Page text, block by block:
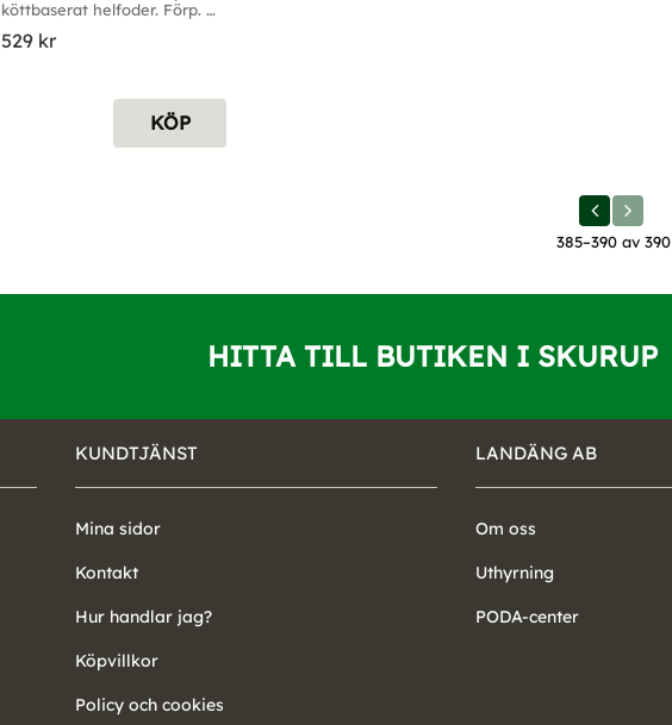
köttbaserat helfoder. Förp.
529 kr
KÖP
385–390 av 390
HITTA TILL BUTIKEN I SKURUP
KUNDTJÄNST
Mina sidor
Kontakt
Hur handlar jag?
Köpvillkor
Policy och cookies
LANDÄNG AB
Om oss
Uthyrning
PODA-center